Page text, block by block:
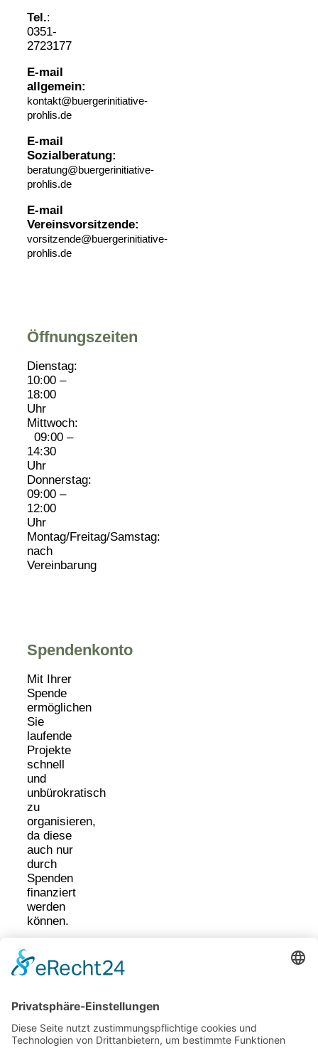
Tel.:
0351-
2723177
E-mail
allgemein:
kontakt@buergerinitiative-
prohlis.de
E-mail
Sozialberatung:
beratung@buergerinitiative-
prohlis.de
E-mail
Vereinsvorsitzende:
vorsitzende@buergerinitiative-
prohlis.de
Öffnungszeiten
Dienstag:
10:00 –
18:00
Uhr
Mittwoch:
09:00 –
14:30
Uhr
Donnerstag:
09:00 –
12:00
Uhr
Montag/Freitag/Samstag:
nach
Vereinbarung
Spendenkonto
Mit Ihrer
Spende
ermöglichen
Sie
laufende
Projekte
schnell
und
unbürokratisch
zu
organisieren,
da diese
auch nur
durch
Spenden
finanziert
werden
können.
Prohlis
Ostsächsische
Dresden
3120040575